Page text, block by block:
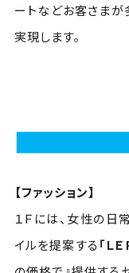
ートなどお客さまが
実現します。
【ファッション】
１Ｆには、女性の
イルを提案する「Ｌ